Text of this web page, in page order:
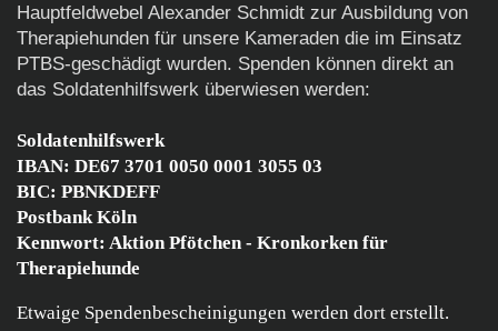
Hauptfeldwebel Alexander Schmidt zur Ausbildung von
Therapiehunden für unsere Kameraden die im Einsatz
PTBS-geschädigt wurden. Spenden können direkt an
das Soldatenhilfswerk überwiesen werden:
Soldatenhilfswerk
IBAN: DE67 3701 0050 0001 3055 03
BIC: PBNKDEFF
Postbank Köln
Kennwort: Aktion Pfötchen - Kronkorken für
Therapiehunde
Etwaige Spendenbescheinigungen werden dort erstellt.